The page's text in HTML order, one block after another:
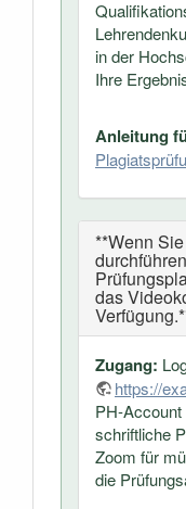
in der
Ihre
Anleitung
**Wenn
das
Zugang:
https://
PH-
schriftliche
Zoom für
die